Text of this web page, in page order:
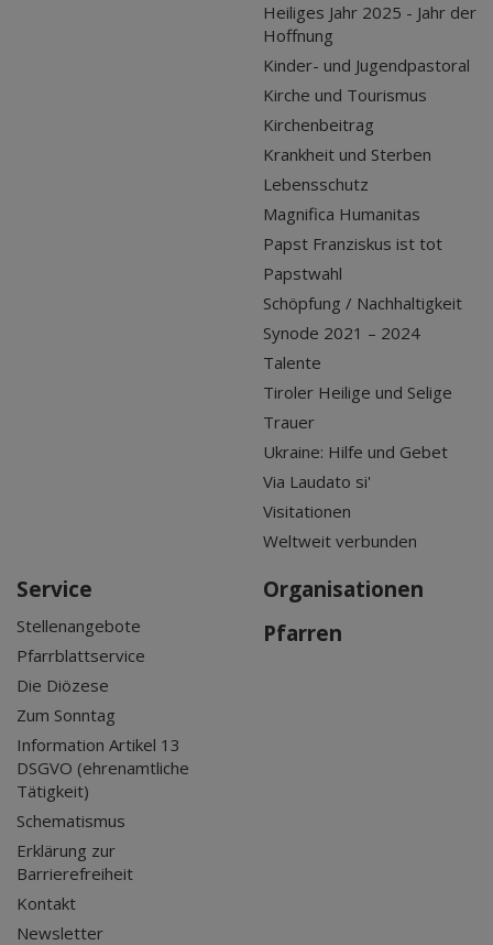
Heiliges Jahr 2025 - Jahr der
Hoffnung
Kinder- und Jugendpastoral
Kirche und Tourismus
Kirchenbeitrag
Krankheit und Sterben
Lebensschutz
Magnifica Humanitas
Papst Franziskus ist tot
Papstwahl
Schöpfung / Nachhaltigkeit
Synode 2021 – 2024
Talente
Tiroler Heilige und Selige
Trauer
Ukraine: Hilfe und Gebet
Via Laudato si'
Visitationen
Weltweit verbunden
Service
Stellenangebote
Pfarrblattservice
Die Diözese
Zum Sonntag
Information Artikel 13
DSGVO (ehrenamtliche
Tätigkeit)
Schematismus
Erklärung zur
Barrierefreiheit
Kontakt
Newsletter
Organisationen
Pfarren